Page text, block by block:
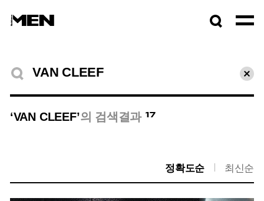
검색결과
초기
‘VAN CLEEF’의 검색결과 17
정확도순 최신순